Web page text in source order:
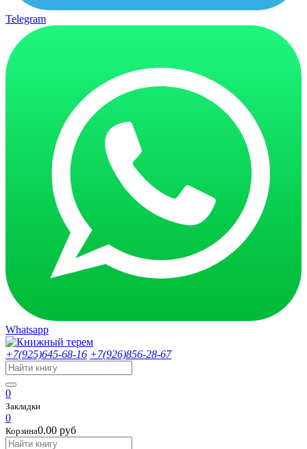
Telegram
Whatsapp
+7(925)645-68-16 +7(926)856-28-67
0
Закладки
0
Корзина0.00 руб